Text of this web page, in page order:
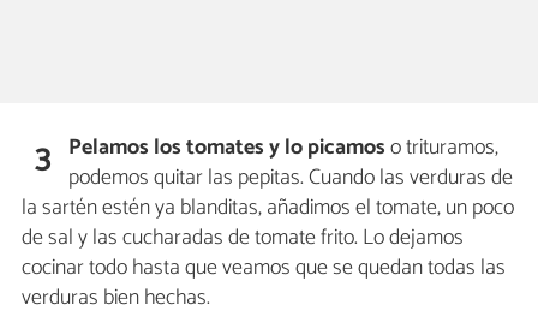
3 Pelamos los tomates y lo picamoso trituramos,
podemos quitar las pepitas. Cuando las verduras de
la sartén estén ya blanditas, añadimos el tomate, un poco
de sal y las cucharadas de tomate frito. Lo dejamos
cocinar todo hasta que veamos que se quedan todas las
verduras bien hechas.